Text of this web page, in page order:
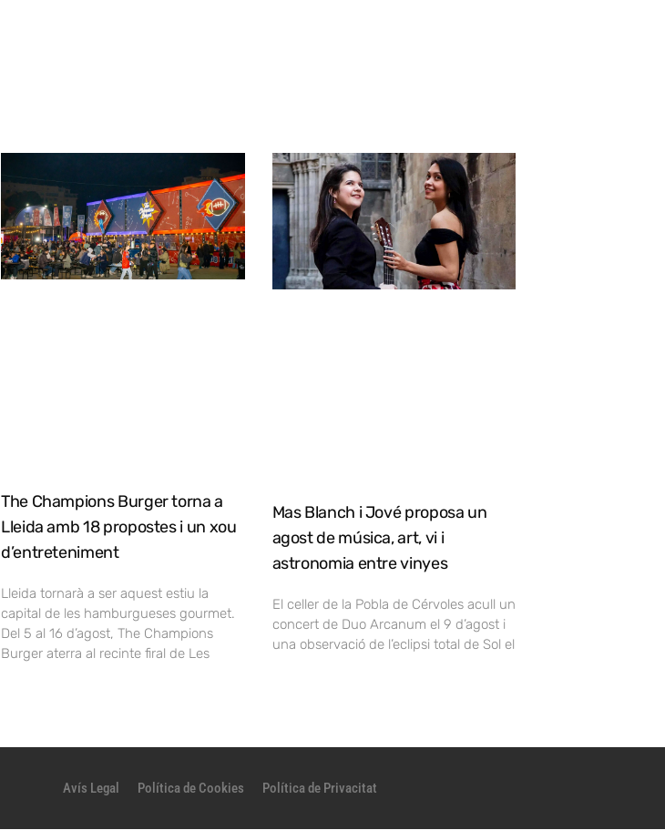
The Champions Burger torna a
Lleida amb 18 propostes i un xou
d’entreteniment
Lleida tornarà a ser aquest estiu la
capital de les hamburgueses gourmet.
Del 5 al 16 d’agost, The Champions
Burger aterra al recinte firal de Les
Mas Blanch i Jové proposa un
agost de música, art, vi i
astronomia entre vinyes
El celler de la Pobla de Cérvoles acull un
concert de Duo Arcanum el 9 d’agost i
una observació de l’eclipsi total de Sol el
Avís Legal Política de Cookies Política de Privacitat